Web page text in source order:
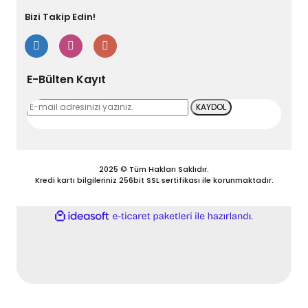
Bizi Takip Edin!
E-Bülten Kayıt
KAYDOL
2025 © Tüm Hakları Saklıdır.
Kredi kartı bilgileriniz 256bit SSL sertifikası ile korunmaktadır.
ideasoft
e-